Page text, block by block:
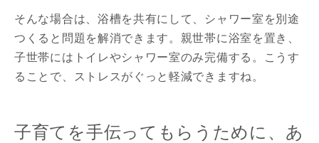
そんな場合は、浴槽を共有にして、シャワー室を別途
つくると問題を解消できます。親世帯に浴室を置き、
子世帯にはトイレやシャワー室のみ完備する。こうす
ることで、ストレスがぐっと軽減できますね。
子育てを手伝ってもらうために、あ